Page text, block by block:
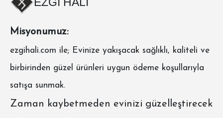
Misyonumuz:
ezgihali.com ile; Evinize yakışacak sağlıklı, kaliteli ve
birbirinden güzel ürünleri uygun ödeme koşullarıyla
satışa sunmak.
Zaman kaybetmeden evinizi güzelleştirecek